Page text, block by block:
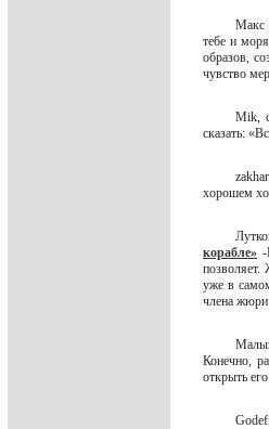
Макс
тебе и
образов,
чувство
Mik,
сказать:
хорошем
корабле» -
позволяет.
уже в
члена
Конечно,
открыть